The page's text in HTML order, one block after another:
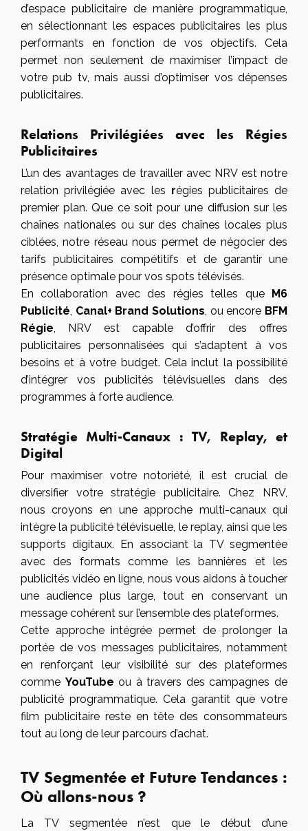
d’espace publicitaire de manière programmatique,
en sélectionnant les espaces publicitaires les plus
performants en fonction de vos objectifs. Cela
permet non seulement de maximiser l’impact de
votre pub tv, mais aussi d’optimiser vos dépenses
publicitaires.
Relations Privilégiées avec les Régies
Publicitaires
L’un des avantages de travailler avec NRV est notre
relation privilégiée avec les régies publicitaires de
premier plan. Que ce soit pour une diffusion sur les
chaînes nationales ou sur des chaînes locales plus
ciblées, notre réseau nous permet de négocier des
tarifs publicitaires compétitifs et de garantir une
présence optimale pour vos spots télévisés.
En collaboration avec des régies telles que
M6
Publicité, Canal+ Brand Solutions, ou encore BFM
Régie, NRV est capable d’offrir des offres
publicitaires personnalisées qui s’adaptent à vos
besoins et à votre budget. Cela inclut la possibilité
d’intégrer vos publicités télévisuelles dans des
programmes à forte audience.
Stratégie Multi-Canaux : TV, Replay, et
Digital
Pour maximiser votre notoriété, il est crucial de
diversifier votre stratégie publicitaire. Chez NRV,
nous croyons en une approche multi-canaux qui
intègre la publicité télévisuelle, le replay, ainsi que les
supports digitaux. En associant la TV segmentée
avec des formats comme les bannières et les
publicités vidéo en ligne, nous vous aidons à toucher
une audience plus large, tout en conservant un
message cohérent sur l’ensemble des plateformes.
Cette approche intégrée permet de prolonger la
portée de vos messages publicitaires, notamment
en renforçant leur visibilité sur des plateformes
comme YouTube ou à travers des campagnes de
publicité programmatique. Cela garantit que votre
film publicitaire reste en tête des consommateurs
tout au long de leur parcours d’achat.
TV Segmentée et Future Tendances :
Où allons-nous ?
La TV segmentée n’est que le début d’une